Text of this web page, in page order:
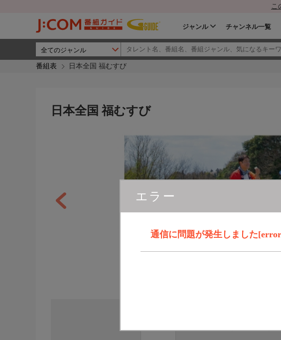
こ
ジャンル チャンネル一覧
番組表 日本全国 福むすび
エラー
通信に問題が発生しました
日本全国 福むすび